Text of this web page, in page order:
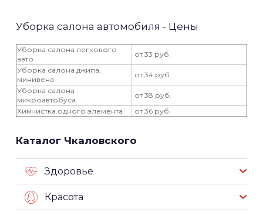
Уборка салона автомобиля - Цены
Уборка салона легкового
авто
от 33 руб.
Уборка салона джипа,
минивена
от 34 руб.
Уборка салона
микроавтобуса
от 38 руб.
Химчистка одного элемента
от 36 руб.
Каталог Чкаловского
Здоровье
Красота